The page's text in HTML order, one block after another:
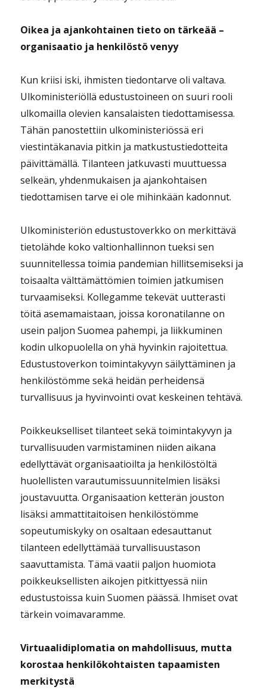
Oikea ja ajankohtainen tieto on tärkeää –
organisaatio ja henkilöstö venyy
Kun kriisi iski, ihmisten tiedontarve oli valtava.
Ulkoministeriöllä edustustoineen on suuri rooli
ulkomailla olevien kansalaisten tiedottamisessa.
Tähän panostettiin ulkoministeriössä eri
viestintäkanavia pitkin ja matkustustiedotteita
päivittämällä. Tilanteen jatkuvasti muuttuessa
selkeän, yhdenmukaisen ja ajankohtaisen
tiedottamisen tarve ei ole mihinkään kadonnut.
Ulkoministeriön edustustoverkko on merkittävä
tietolähde koko valtionhallinnon tueksi sen
suunnitellessa toimia pandemian hillitsemiseksi ja
toisaalta välttämättömien toimien jatkumisen
turvaamiseksi. Kollegamme tekevät uutterasti
töitä asemamaistaan, joissa koronatilanne on
usein paljon Suomea pahempi, ja liikkuminen
kodin ulkopuolella on yhä hyvinkin rajoitettua.
Edustustoverkon toimintakyvyn säilyttäminen ja
henkilöstömme sekä heidän perheidensä
turvallisuus ja hyvinvointi ovat keskeinen tehtävä.
Poikkeukselliset tilanteet sekä toimintakyvyn ja
turvallisuuden varmistaminen niiden aikana
edellyttävät organisaatioilta ja henkilöstöltä
huolellisten varautumissuunnitelmien lisäksi
joustavuutta. Organisaation ketterän jouston
lisäksi ammattitaitoisen henkilöstömme
sopeutumiskyky on osaltaan edesauttanut
tilanteen edellyttämää turvallisuustason
saavuttamista. Tämä vaatii paljon huomiota
poikkeuksellisten aikojen pitkittyessä niin
edustustoissa kuin Suomen päässä. Ihmiset ovat
tärkein voimavaramme.
Virtuaalidiplomatia on mahdollisuus, mutta
korostaa henkilökohtaisten tapaamisten
merkitystä